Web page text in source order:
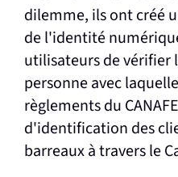
dilemme, ils ont créé
de l'identité
utilisateurs de vérifier
personne avec
règlements du
d'identification des
barreaux à travers le